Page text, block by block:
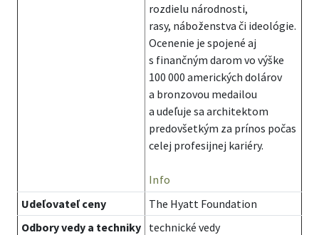
rozdielu národnosti,
rasy, náboženstva či ideológie.
Ocenenie je spojené aj
s finančným darom vo výške
100 000 amerických dolárov
a bronzovou medailou
a udeľuje sa architektom
predovšetkým za prínos počas
celej profesijnej kariéry.
Info
Udeľovateľ ceny
The Hyatt Foundation
Odbory vedy a techniky
technické vedy